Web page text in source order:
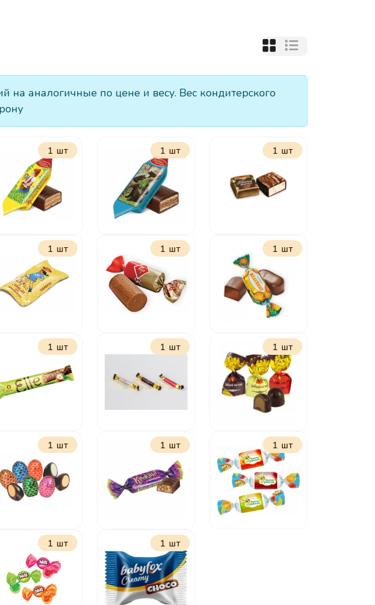
аналогичные по цене и весу. Вес кондитерского
1 шт
Красная
1 шт
Мишка
косолапый
1 шт
Птичье молоко
сливочно-
ванильное
1 шт
Ну-ка отними
1 шт
Батончики Рот
Фронт
1 шт
Желейные в
шоколаде в
ассортимете
1 шт
с
шоколадно-
ореховой
1 шт
Вместе
вкуснее
1 шт
Забегай на чай
1 шт
Всегда с тобой
1 шт
Крокант
1 шт
1 шт 1 шт